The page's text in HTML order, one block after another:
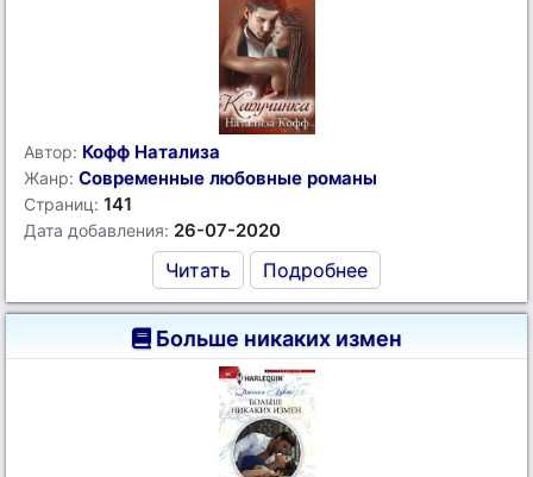
Автор: Кофф Натализа
Жанр: Современные любовные романы
Страниц: 141
Дата добавления: 26-07-2020
Читать Подробнее
Больше никаких измен